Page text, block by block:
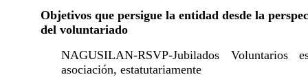
Objetivos que persigue la entidad desde la
del voluntariado
NAGUSILAN-RSVP-Jubilados Voluntarios
asociación, estatutariamente